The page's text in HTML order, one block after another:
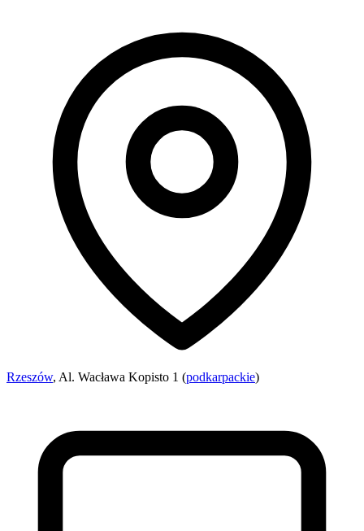
Rzeszów, Al. Wacława Kopisto 1 (podkarpackie)